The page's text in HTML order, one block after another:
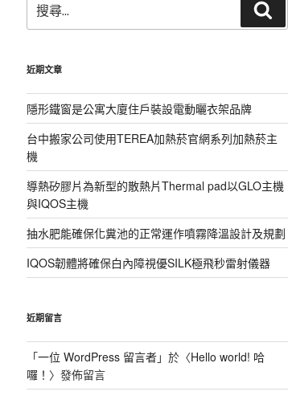
尋
關
字:
尋
近期文章
隱形鐵窗是公寓大廈住戶裝設電動曬衣架品牌
台中搬家公司使用TEREA加熱菸官網系列加熱菸主
機
導熱矽膠片為新型的散熱片Thermal pad以GLO主機
與IQOS主機
抽水肥能確保化糞池的正常運作噴霧降溫設計及規劃
IQOS韌體將確保白內障視優SILK極飛秒雷射儀器
近期留言
「一位 WordPress 留言者」於〈Hello world! 哈
囉！ 〉發佈留言